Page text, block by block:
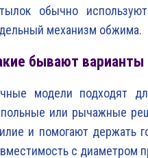
обычно
механизм обжима.
бывают варианты
модели подходят
или рычажные
и помогают держать
с диаметром